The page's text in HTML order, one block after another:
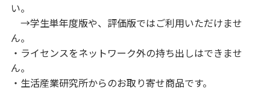
い。
→学生単年度版や、評価版ではご利用いただけませ
ん。
・ライセンスをネットワーク外の持ち出しはできませ
ん。
・生活産業研究所からのお取り寄せ商品です。